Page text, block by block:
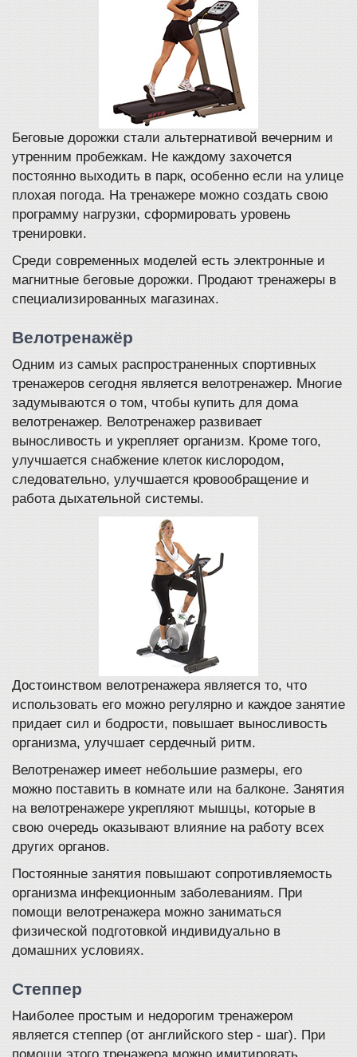
Беговые дорожки стали альтернативой вечерним и
утренним пробежкам. Не каждому захочется
постоянно выходить в парк, особенно если на улице
плохая погода. На тренажере можно создать свою
программу нагрузки, сформировать уровень
тренировки.
Среди современных моделей есть электронные и
магнитные беговые дорожки. Продают тренажеры в
специализированных магазинах.
Велотренажёр
Одним из самых распространенных спортивных
тренажеров сегодня является велотренажер. Многие
задумываются о том, чтобы купить для дома
велотренажер. Велотренажер развивает
выносливость и укрепляет организм. Кроме того,
улучшается снабжение клеток кислородом,
следовательно, улучшается кровообращение и
работа дыхательной системы.
Достоинством велотренажера является то, что
использовать его можно регулярно и каждое занятие
придает сил и бодрости, повышает выносливость
организма, улучшает сердечный ритм.
Велотренажер имеет небольшие размеры, его
можно поставить в комнате или на балконе. Занятия
на велотренажере укрепляют мышцы, которые в
свою очередь оказывают влияние на работу всех
других органов.
Постоянные занятия повышают сопротивляемость
организма инфекционным заболеваниям. При
помощи велотренажера можно заниматься
физической подготовкой индивидуально в
домашних условиях.
Степпер
Наиболее простым и недорогим тренажером
является степпер (от английского step - шаг). При